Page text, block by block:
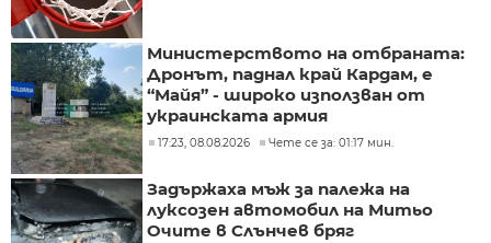
Министерството на отбраната:
Дронът, паднал край Кардам, е
“Майя” - широко използван от
украинската армия
17:23, 08.08.2026 Чете се за: 01:17 мин.
Задържаха мъж за палежа на
луксозен автомобил на Митьо
Очите в Слънчев бряг